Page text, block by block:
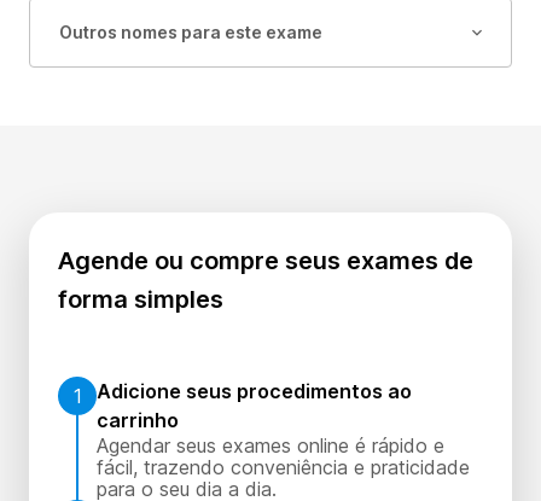
Outros nomes para este exame
Agende ou compre seus exames de
forma simples
1
Adicione seus procedimentos ao
carrinho
Agendar seus exames online é rápido e
fácil, trazendo conveniência e praticidade
para o seu dia a dia.